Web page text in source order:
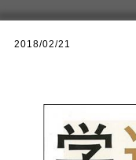
2018/02/21